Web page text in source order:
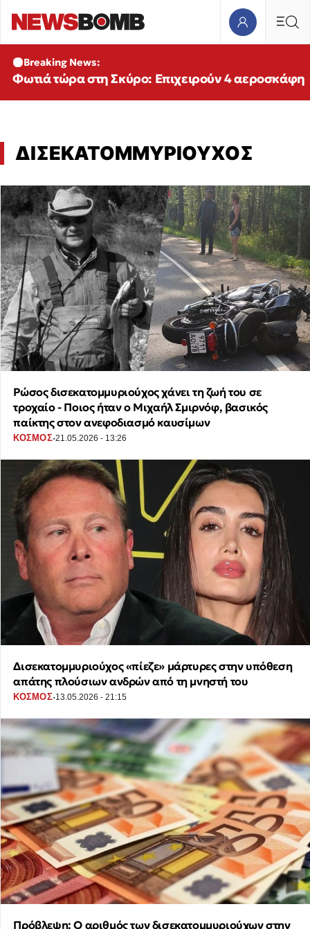
Breaking News:
Φωτιά τώρα στη Σκύρο: Επιχειρούν 4 αεροσκάφη
ΔΙΣΕΚΑΤΟΜΜΥΡΙΟΥΧΟΣ
Ρώσος δισεκατομμυριούχος χάνει τη ζωή του σε
τροχαίο - Ποιος ήταν ο Μιχαήλ Σμιρνόφ, βασικός
παίκτης στον ανεφοδιασμό καυσίμων
ΚΟΣΜΟΣ·21.05.2026 - 13:26
Δισεκατομμυριούχος «πίεζε» μάρτυρες στην υπόθεση
απάτης πλούσιων ανδρών από τη μνηστή του
ΚΟΣΜΟΣ·13.05.2026 - 21:15
Πρόβλεψη: Ο αριθμός των δισεκατομμυριούχων στην